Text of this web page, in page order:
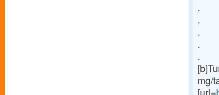
.
.
.
.
.
mg/